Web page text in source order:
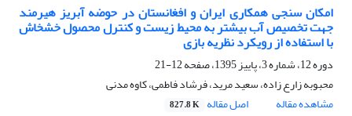
امکان سنجی همکاری ایران و افغانستان در حوضه آبریز هیرمند
جهت تخصیص آب بیشتر به محیط زیست و کنترل محصول خشخاش
با استفاده از رویکرد نظریه بازی
دوره 12، شماره 3، پاییز 1395، صفحه
12-21
محبوبه زارع زاده، سعید مرید، فرشاد فاطمی، کاوه مدنی
مشاهده مقاله
اصل مقاله 827.8 K